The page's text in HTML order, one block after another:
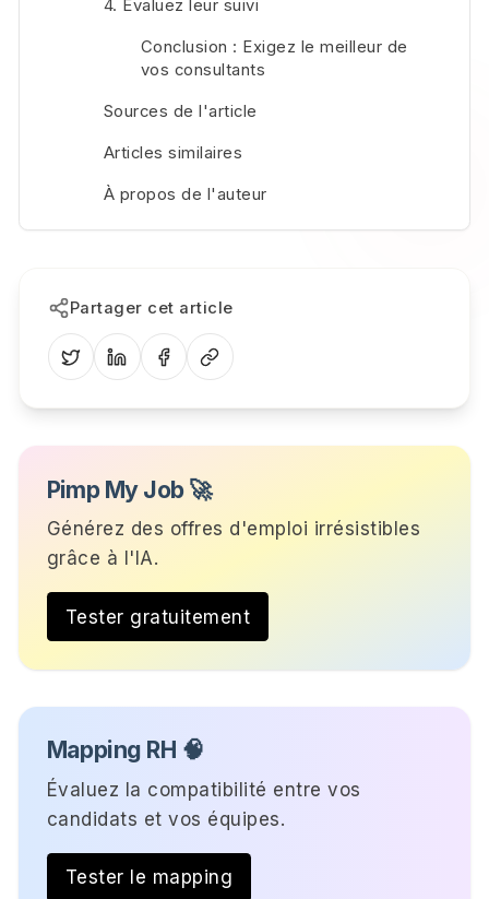
4. Évaluez leur suivi
Conclusion : Exigez le meilleur de
vos consultants
Sources de l'article
Articles similaires
À propos de l'auteur
Partager cet article
Pimp My Job 🚀
Générez des offres d'emploi irrésistibles
grâce à l'IA.
Tester gratuitement
Mapping RH 🧠
Évaluez la compatibilité entre vos
candidats et vos équipes.
Tester le mapping